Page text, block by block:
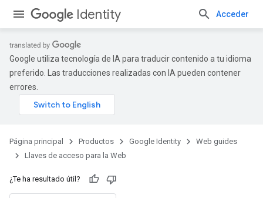
Identity Acceder
Google utiliza tecnología de IA para traducir contenido a tu idioma
preferido. Las traducciones realizadas con IA pueden contener
errores.
Página principal Productos Google Identity
Web guides
Llaves de acceso para la Web
¿Te ha resultado útil?